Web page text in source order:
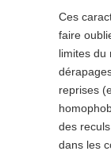
Ces
faire
limites du
reprises
des
dans les